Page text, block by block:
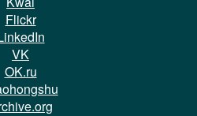
Flickr
VK
OK.ru